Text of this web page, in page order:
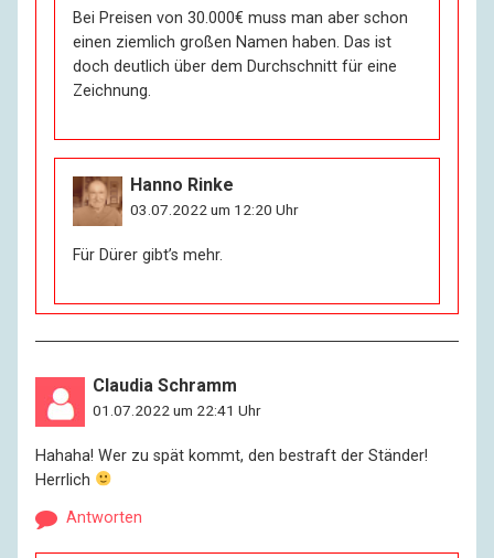
Bei Preisen von 30.000€ muss man aber schon
einen ziemlich großen Namen haben. Das ist
doch deutlich über dem Durchschnitt für eine
Zeichnung.
Hanno Rinke
03.07.2022 um 12:20 Uhr
Für Dürer gibt’s mehr.
Claudia Schramm
01.07.2022 um 22:41 Uhr
Hahaha! Wer zu spät kommt, den bestraft der Ständer!
Herrlich
Antworten